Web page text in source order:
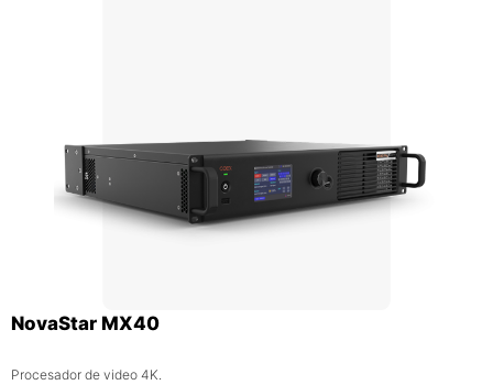
NovaStar MX40
Procesador de video 4K.